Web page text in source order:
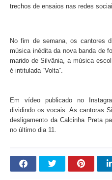
trechos de ensaios nas redes
No fim de semana, os cantores
música inédita da nova banda de
marido de Silvânia, a música
é intitulada “Volta”.
Em vídeo publicado no
dividindo os vocais. As cantoras
desligamento da Calcinha Preta
no último dia 11.